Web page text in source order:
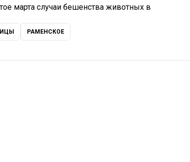
марта случаи бешенства животных в
РАМЕНСКОЕ